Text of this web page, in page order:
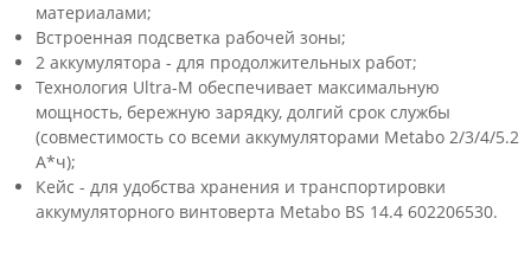
материалами;
Встроенная подсветка рабочей зоны;
2 аккумулятора - для продолжительных работ;
Технология Ultra-M обеспечивает максимальную
мощность, бережную зарядку, долгий срок службы
(совместимость со всеми аккумуляторами Metabo 2/3/4/5.2
А*ч);
Кейс - для удобства хранения и транспортировки
аккумуляторного винтоверта Metabo BS 14.4 602206530.